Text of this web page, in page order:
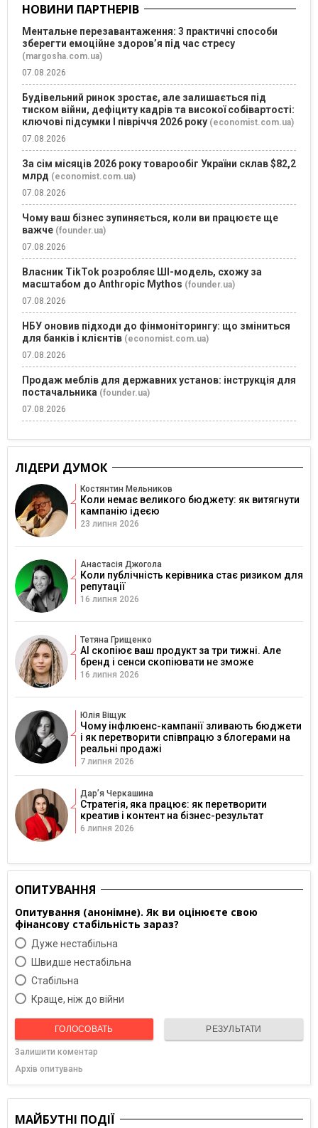
НОВИНИ ПАРТНЕРІВ
Ментальне перезавантаження: 3 практичні способи
зберегти емоційне здоров’я під час стресу
(margosha.com.ua)
07.08.2026
Будівельний ринок зростає, але залишається під
тиском війни, дефіциту кадрів та високої собівартості:
ключові підсумки І півріччя 2026 року (economist.com.ua)
07.08.2026
За сім місяців 2026 року товарообіг України склав $82,2
млрд (economist.com.ua)
07.08.2026
Чому ваш бізнес зупиняється, коли ви працюєте ще
важче (founder.ua)
07.08.2026
Власник TikTok розробляє ШІ-модель, схожу за
масштабом до Anthropic Mythos (founder.ua)
07.08.2026
НБУ оновив підходи до фінмоніторингу: що зміниться
для банків і клієнтів (economist.com.ua)
07.08.2026
Продаж меблів для державних установ: інструкція для
постачальника (founder.ua)
07.08.2026
ЛІДЕРИ ДУМОК
Костянтин Мельников
Коли немає великого бюджету: як витягнути
кампанію ідеєю
23 липня 2026
Анастасія Джогола
Коли публічність керівника стає ризиком для
репутації
16 липня 2026
Тетяна Грищенко
AI скопіює ваш продукт за три тижні. Але
бренд і сенси скопіювати не зможе
16 липня 2026
Юлія Віщук
Чому інфлюенс-кампанії зливають бюджети
і як перетворити співпрацю з блогерами на
реальні продажі
7 липня 2026
Дарʼя Черкашина
Стратегія, яка працює: як перетворити
креатив і контент на бізнес-результат
6 липня 2026
ОПИТУВАННЯ
Опитування (анонімне). Як ви оцінюєте свою
фінансову стабільність зараз?
Дуже нестабільна
Швидше нестабільна
Cтабільна
Краще, ніж до війни
ГОЛОСОВАТЬ РЕЗУЛЬТАТИ
Залишити коментар
Архів опитувань
МАЙБУТНІ ПОДІЇ